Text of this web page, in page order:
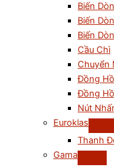
Biến
Biến
Biến
Cầu Chì
Chuyển
Đồng
Đồng
Nút
Euroklas
Thanh
Gama